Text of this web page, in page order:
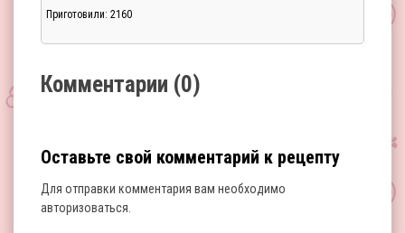
Приготовили: 2160
Комментарии (0)
Оставьте свой комментарий к рецепту
Для отправки комментария вам необходимо
авторизоваться